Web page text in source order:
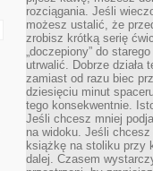
rozciągania. Jeśli
możesz ustalić, że
zrobisz krótką serię
„doczepiony” do
utrwalić. Dobrze działa
zamiast od razu biec
dziesięciu minut
tego konsekwentnie.
Jeśli chcesz mniej
na widoku. Jeśli
książkę na stoliku przy
dalej. Czasem